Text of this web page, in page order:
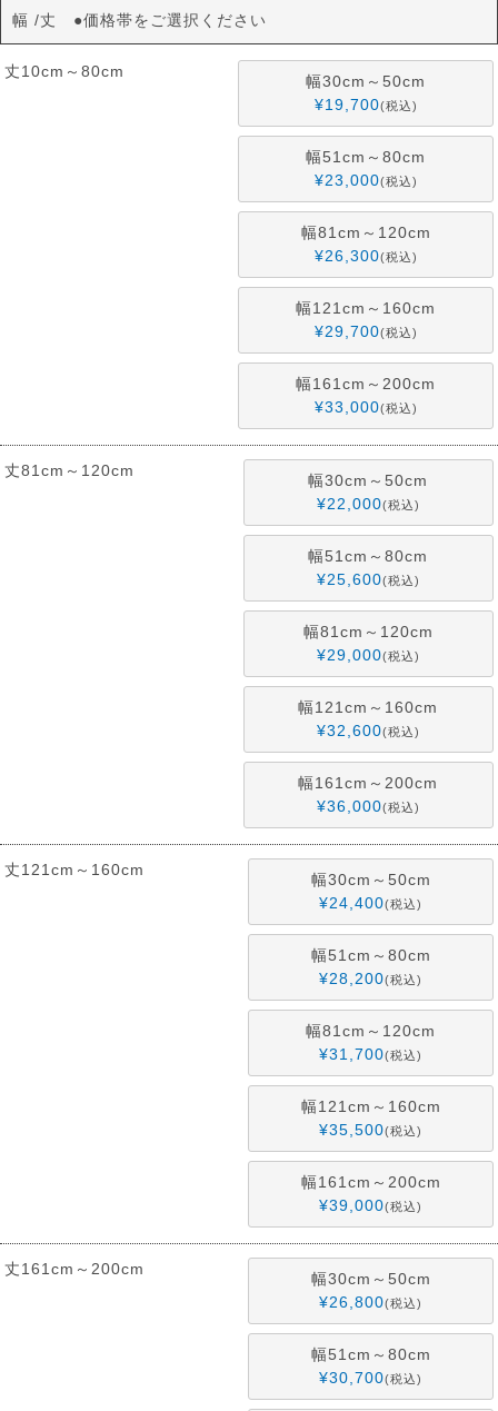
幅 丈 ●価格帯をご選択ください
丈10cm～80cm
幅30cm～50cm
¥19,700 税込
幅51cm～80cm
¥23,000 税込
幅81cm～120cm
¥26,300 税込
幅121cm～160cm
¥29,700 税込
幅161cm～200cm
¥33,000 税込
丈81cm～120cm
幅30cm～50cm
¥22,000 税込
幅51cm～80cm
¥25,600 税込
幅81cm～120cm
¥29,000 税込
幅121cm～160cm
¥32,600 税込
幅161cm～200cm
¥36,000 税込
丈121cm～160cm
幅30cm～50cm
¥24,400 税込
幅51cm～80cm
¥28,200 税込
幅81cm～120cm
¥31,700 税込
幅121cm～160cm
¥35,500 税込
幅161cm～200cm
¥39,000 税込
丈161cm～200cm
幅30cm～50cm
¥26,800 税込
幅51cm～80cm
¥30,700 税込